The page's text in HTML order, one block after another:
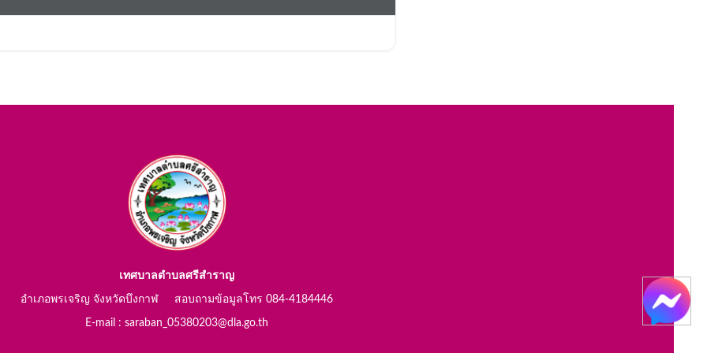
เทศบาลตำบลศรีสำราญ
อำเภอพรเจริญ จังหวัดบึงกาฬ สอบถามข้อมูลโทร 084-4184446
E-mail : saraban_05380203@dla.go.th